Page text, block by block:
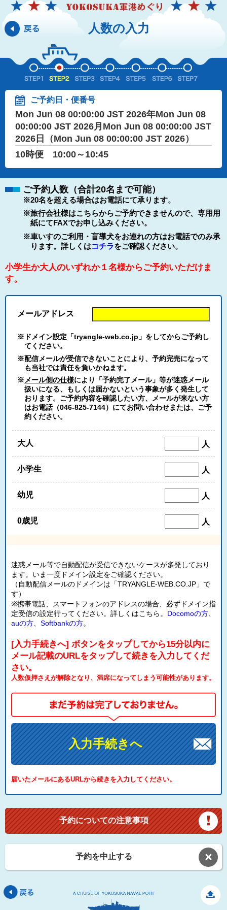
人数の入力
ご予約日・便番号
Mon Jun 08 00:00:00 JST 2026年Mon Jun 08
00:00:00 JST 2026月Mon Jun 08 00:00:00 JST
2026日（Mon Jun 08 00:00:00 JST 2026）
10時便 10:00～10:45
ご予約人数（合計20名まで可能）
※20名を超える場合はお電話にて承ります。
※旅行会社様はこちらからご予約できませんので、専用用
紙にてFAXでお申し込みください。
※車いすのご利用・盲導犬をお連れの方はお電話でのみ承
ります。詳しくはコチラをご確認ください。
小学生か大人のいずれか１名様からご予約いただけま
す。
メールアドレス
※ドメイン設定「tryangle-web.co.jp」をしてからご予約し
てください。
※配信メールが受信できないことにより、予約完売になって
も当社では責任を負いかねます。
※メール側の仕様により「予約完了メール」等が迷惑メール
扱いになる、もしくは届かないという事象が多く発生して
おります。ご予約内容を確認したい方、メールが来ない方
はお電話（046-825-7144）にてお問い合わせまたは、ご予
約ください。
大人 人
小学生 人
幼児 人
0歳児 人
迷惑メール等で自動配信が受信できないケースが多発しており
ます。いま一度ドメイン設定をご確認ください。
（自動配信メールのドメインは「TRYANGLE-WEB.CO.JP」で
す）
※携帯電話、スマートフォンのアドレスの場合、必ずドメイン指
定受信の設定行ってください。詳しくはこちら。 Docomoの方
auの方
Softbankの方。
[入力手続きへ] ボタンをタップしてから15分以内に
メール記載のURLをタップして続きを入力してくだ
さい。
人数仮押さえが解除となり、満席になってしまう可能性があります。
入力手続きへ
届いたメールにあるURLから続きを入力してください。
予約についての注意事項
予約を中止する